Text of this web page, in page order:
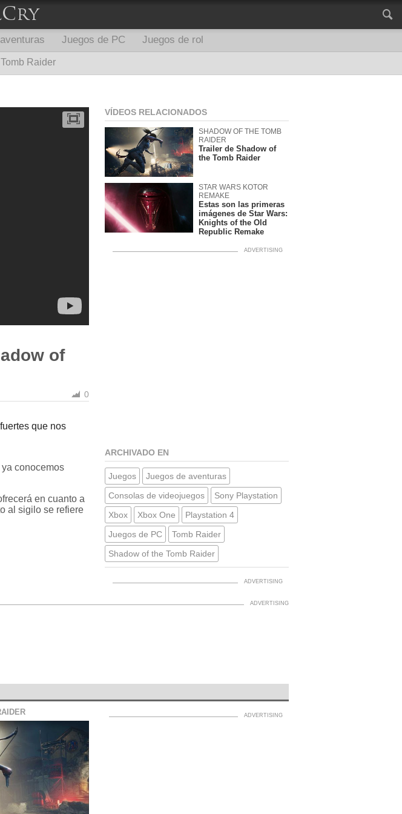
Juegos de PC Juegos de rol
Raider
of
0
que nos
VÍDEOS RELACIONADOS
SHADOW OF THE TOMB
RAIDER
Trailer de Shadow of
the Tomb Raider
STAR WARS KOTOR
REMAKE
Estas son las primeras
imágenes de Star Wars:
Knights of the Old
Republic Remake
conocemos
en cuanto a
al sigilo se refiere
ARCHIVADO EN
Juegos
Juegos de aventuras
Consolas de videojuegos
Sony Playstation
Xbox
Xbox One
Playstation 4
Juegos de PC
Tomb Raider
Shadow of the Tomb Raider